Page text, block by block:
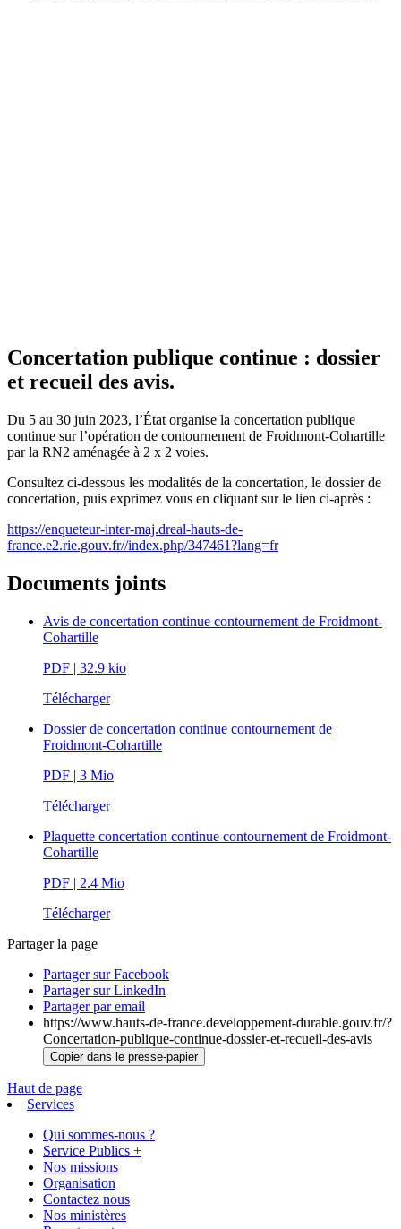
Concertation publique continue : dossier
et recueil des avis.
Du 5 au 30 juin 2023, l’État organise la concertation publique
continue sur l’opération de contournement de Froidmont-Cohartille
par la RN2 aménagée à 2 x 2 voies.
Consultez ci-dessous les modalités de la concertation, le dossier de
concertation, puis exprimez vous en cliquant sur le lien ci-après :
https://enqueteur-inter-maj.dreal-hauts-de-
france.e2.rie.gouv.fr//index.php/347461?lang=fr
Documents joints
Avis de concertation continue contournement de Froidmont-
Cohartille
PDF | 32.9 kio
Télécharger
Dossier de concertation continue contournement de
Froidmont-Cohartille
PDF | 3 Mio
Télécharger
Plaquette concertation continue contournement de Froidmont-
Cohartille
PDF | 2.4 Mio
Télécharger
Partager la page
Partager sur Facebook
Partager sur LinkedIn
Partager par email
https://www.hauts-de-france.developpement-durable.gouv.fr/?
Concertation-publique-continue-dossier-et-recueil-des-avis
Copier dans le presse-papier
Haut de page
Services
Qui sommes-nous ?
Service Publics +
Nos missions
Organisation
Contactez nous
Nos ministères